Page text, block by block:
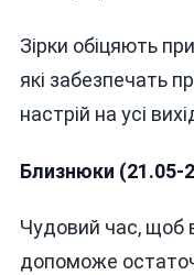
Зірки обіцяють
які забезпечать
настрій на усі
Близнюки (21.05-
Чудовий час, щоб
допоможе